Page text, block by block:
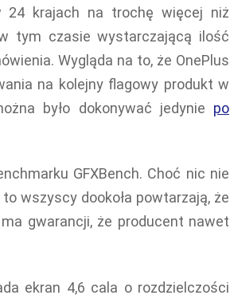
24 krajach na trochę więcej niż
tym czasie wystarczającą ilość
Wygląda na to, że OnePlus
na kolejny flagowy produkt w
było dokonywać jedynie po
GFXBench. Choć nic nie
wszyscy dookoła powtarzają, że
gwarancji, że producent nawet
ekran 4,6 cala o rozdzielczości